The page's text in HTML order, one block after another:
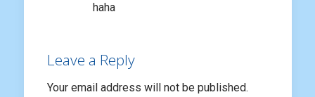
haha
Leave a Reply
Your email address will not be published.